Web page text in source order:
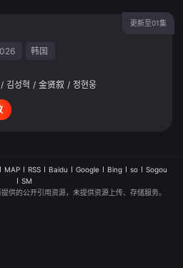
更新至01集
韩国
/ 김성혁 / 金贤叙 / 정현웅
MAP RSS Baidu Google Bing so
Sogou
SM
供的公开引用资源，未提供资源上传、存储服务。